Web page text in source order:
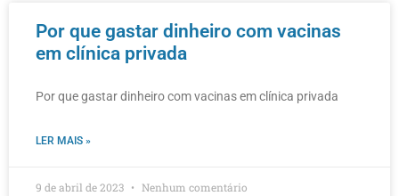
Por que gastar dinheiro com vacinas
em clínica privada
Por que gastar dinheiro com vacinas em clínica privada
LER MAIS »
9 de abril de 2023 Nenhum comentário